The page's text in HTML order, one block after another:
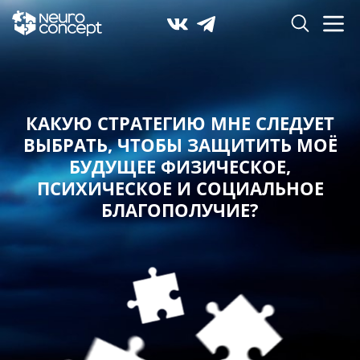
КАКУЮ СТРАТЕГИЮ МНЕ СЛЕДУЕТ
ВЫБРАТЬ,ЧТОБЫ ЗАЩИТИТЬ МОЁ
БУДУЩЕЕ ФИЗИЧЕСКОЕ,
ПСИХИЧЕСКОЕ И СОЦИАЛЬНОЕ
БЛАГОПОЛУЧИЕ?